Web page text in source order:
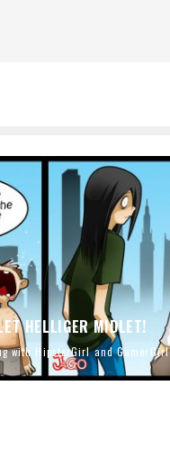
HELLIGER MIDLET!
with HipsterGirl and GamerGirl